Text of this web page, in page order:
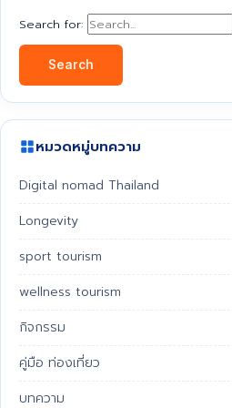
Search for:
หมวดหมู่บทความ
Digital nomad Thailand
Longevity
sport tourism
wellness tourism
กิจกรรม
คู่มือ ท่องเที่ยว
บทความ